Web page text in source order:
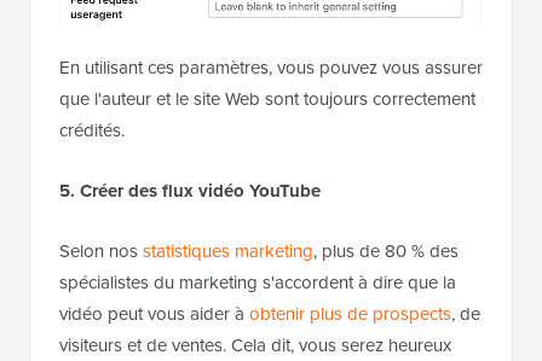
En utilisant ces paramètres, vous pouvez vous assurer
que l'auteur et le site Web sont toujours correctement
crédités.
5. Créer des flux vidéo YouTube
Selon nosstatistiques marketing, plus de 80 % des
spécialistes du marketing s'accordent à dire que la
vidéo peut vous aider à obtenir plus de prospects, de
visiteurs et de ventes. Cela dit, vous serez heureux